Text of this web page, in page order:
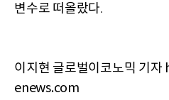
변수로 떠올랐다.
이지현 글로벌이코노믹 기
enews.com